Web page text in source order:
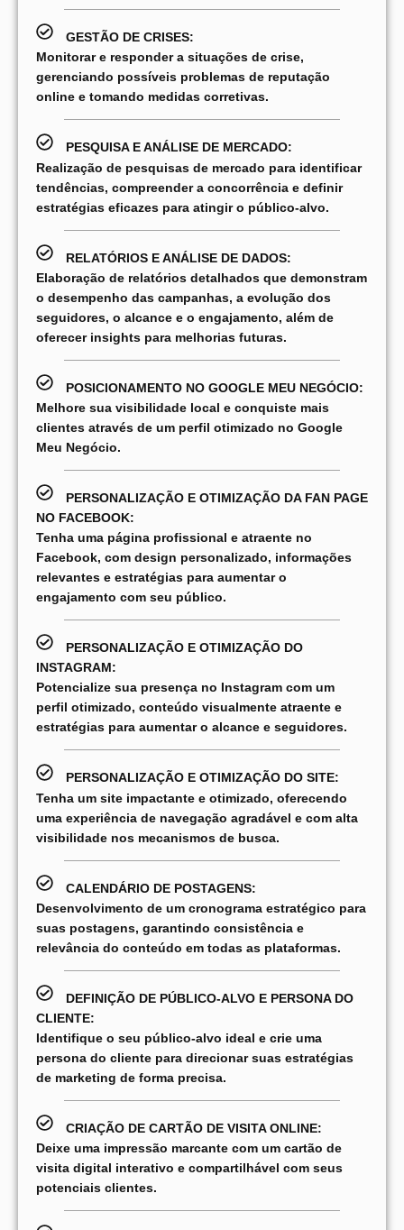
GESTÃO DE CRISES:
Monitorar e responder a situações de crise,
gerenciando possíveis problemas de reputação
online e tomando medidas corretivas.
PESQUISA E ANÁLISE DE MERCADO:
Realização de pesquisas de mercado para identificar
tendências, compreender a concorrência e definir
estratégias eficazes para atingir o público-alvo.
RELATÓRIOS E ANÁLISE DE DADOS:
Elaboração de relatórios detalhados que demonstram
o desempenho das campanhas, a evolução dos
seguidores, o alcance e o engajamento, além de
oferecer insights para melhorias futuras.
POSICIONAMENTO NO GOOGLE MEU NEGÓCIO:
Melhore sua visibilidade local e conquiste mais
clientes através de um perfil otimizado no Google
Meu Negócio.
PERSONALIZAÇÃO E OTIMIZAÇÃO DA FAN PAGE
NO FACEBOOK:
Tenha uma página profissional e atraente no
Facebook, com design personalizado, informações
relevantes e estratégias para aumentar o
engajamento com seu público.
PERSONALIZAÇÃO E OTIMIZAÇÃO DO
INSTAGRAM:
Potencialize sua presença no Instagram com um
perfil otimizado, conteúdo visualmente atraente e
estratégias para aumentar o alcance e seguidores.
PERSONALIZAÇÃO E OTIMIZAÇÃO DO SITE:
Tenha um site impactante e otimizado, oferecendo
uma experiência de navegação agradável e com alta
visibilidade nos mecanismos de busca.
CALENDÁRIO DE POSTAGENS:
Desenvolvimento de um cronograma estratégico para
suas postagens, garantindo consistência e
relevância do conteúdo em todas as plataformas.
DEFINIÇÃO DE PÚBLICO-ALVO E PERSONA DO
CLIENTE:
Identifique o seu público-alvo ideal e crie uma
persona do cliente para direcionar suas estratégias
de marketing de forma precisa.
CRIAÇÃO DE CARTÃO DE VISITA ONLINE:
Deixe uma impressão marcante com um cartão de
visita digital interativo e compartilhável com seus
potenciais clientes.